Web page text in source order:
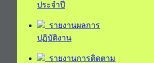
ประจำปี
รายงานผลการ
ปฏิบัติงาน
รายงานการติดตาม